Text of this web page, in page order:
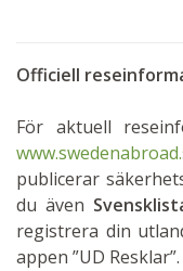
Officiell
För aktuell
publicerar
du även
registrera din
appen ”UD Resklar”.